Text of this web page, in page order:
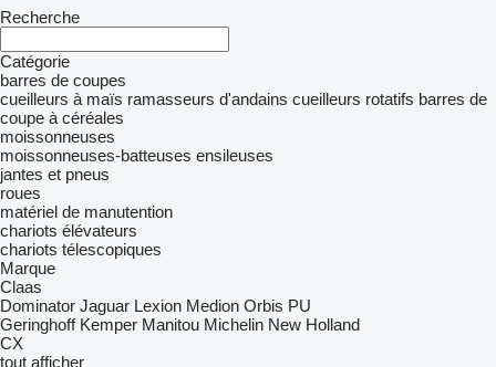
Recherche
Catégorie
barres de coupes
cueilleurs à maïs ramasseurs d'andains cueilleurs rotatifs barres de
coupe à céréales
moissonneuses
moissonneuses-batteuses ensileuses
jantes et pneus
roues
matériel de manutention
chariots élévateurs
chariots télescopiques
Marque
Claas
Dominator Jaguar Lexion Medion Orbis PU
Geringhoff Kemper Manitou Michelin New Holland
CX
tout afficher